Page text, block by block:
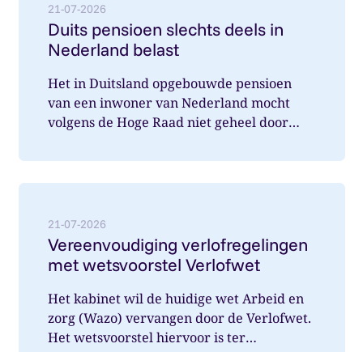
21-07-2026
Duits pensioen slechts deels in
Nederland belast
Het in Duitsland opgebouwde pensioen
van een inwoner van Nederland mocht
volgens de Hoge Raad niet geheel door
21-07-2026
Vereenvoudiging verlofregelingen
met wetsvoorstel Verlofwet
Het kabinet wil de huidige wet Arbeid en
zorg (Wazo) vervangen door de Verlofwet.
Het wetsvoorstel hiervoor is ter